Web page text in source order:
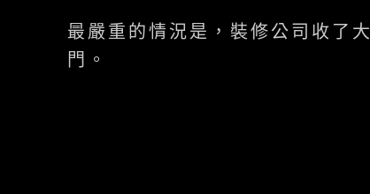
最嚴重的情況是，裝修公司收了
門。